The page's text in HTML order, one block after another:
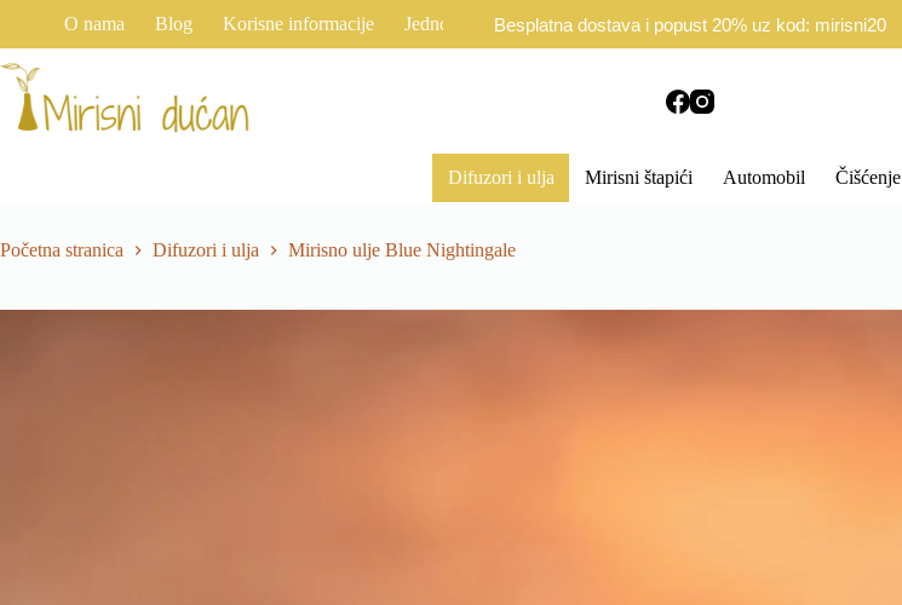
sadržaj
O nama Blog Korisne informacije Jednostrani raskid Ugovora Politika privatnosti
Besplatna dostava i popust 20% uz kod: mirisni20
Difuzori i ulja Mirisni štapići Automobil Čišćenje
Početna stranica Difuzori i ulja Mirisno ulje Blue Nightingale